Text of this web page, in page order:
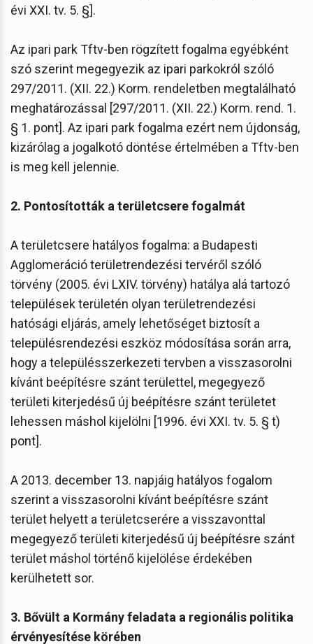
évi XXI. tv. 5. §].
Az ipari park Tftv-ben rögzített fogalma egyébként
szó szerint megegyezik az ipari parkokról szóló
297/2011. (XII. 22.) Korm. rendeletben megtalálható
meghatározással [297/2011. (XII. 22.) Korm. rend. 1.
§ 1. pont]. Az ipari park fogalma ezért nem újdonság,
kizárólag a jogalkotó döntése értelmében a Tftv-ben
is meg kell jelennie.
2. Pontosították a területcsere fogalmát
A területcsere hatályos fogalma: a Budapesti
Agglomeráció területrendezési tervéről szóló
törvény (2005. évi LXIV. törvény) hatálya alá tartozó
települések területén olyan területrendezési
hatósági eljárás, amely lehetőséget biztosít a
településrendezési eszköz módosítása során arra,
hogy a településszerkezeti tervben a visszasorolni
kívánt beépítésre szánt területtel, megegyező
területi kiterjedésű új beépítésre szánt területet
lehessen máshol kijelölni [1996. évi XXI. tv. 5. § t)
pont].
A 2013. december 13. napjáig hatályos fogalom
szerint a visszasorolni kívánt beépítésre szánt
terület helyett a területcserére a visszavonttal
megegyező területi kiterjedésű új beépítésre szánt
terület máshol történő kijelölése érdekében
kerülhetett sor.
3. Bővült a Kormány feladata a regionális politika
érvényesítése körében